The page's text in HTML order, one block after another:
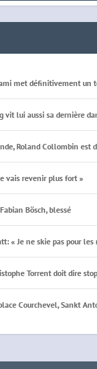
met définitivement un
vit lui aussi sa dernière
Roland Collombin est
vais revenir plus fort »
Bösch, blessé
« Je ne skie pas pour les
Torrent doit dire stop
Courchevel, Sankt